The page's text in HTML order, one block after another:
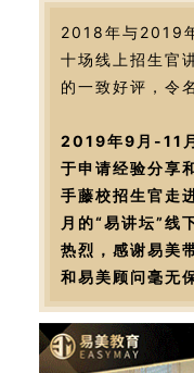
2018年与2019
十场线上招生官
的一致好评，令
2019年9月-11
于申请经验分享
手藤校招生官走
月的“易讲坛”线
热烈，感谢易美
和易美顾问毫无